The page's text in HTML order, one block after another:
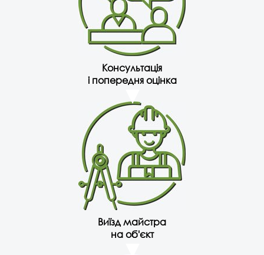
Консультація
і попередня оцінка
Виїзд майстра
на об'єкт